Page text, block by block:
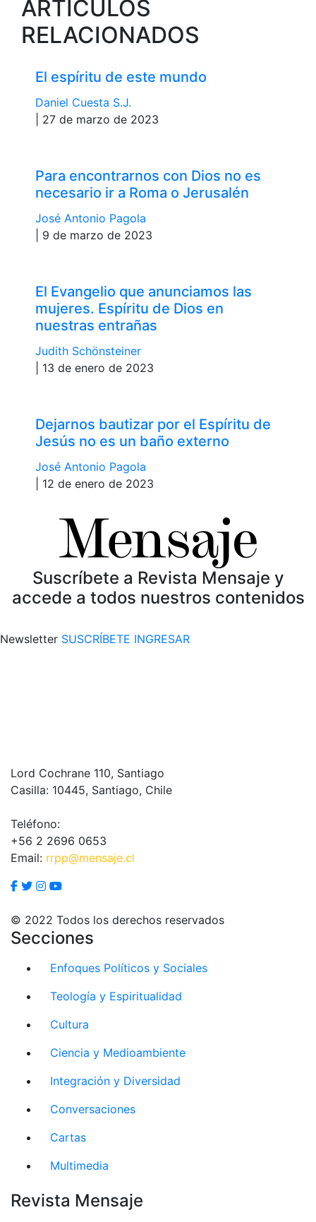
ARTÍCULOS
RELACIONADOS
El espíritu de este mundo
Daniel Cuesta S.J.
| 27 de marzo de 2023
Para encontrarnos con Dios no es
necesario ir a Roma o Jerusalén
José Antonio Pagola
| 9 de marzo de 2023
El Evangelio que anunciamos las
mujeres. Espíritu de Dios en
nuestras entrañas
Judith Schönsteiner
| 13 de enero de 2023
Dejarnos bautizar por el Espíritu de
Jesús no es un baño externo
José Antonio Pagola
| 12 de enero de 2023
Suscríbete a Revista Mensaje y
accede a todos nuestros contenidos
Newsletter SUSCRÍBETE INGRESAR
Lord Cochrane 110, Santiago
Casilla: 10445, Santiago, Chile
Teléfono:
+56 2 2696 0653
Email: rrpp@mensaje.cl
© 2022 Todos los derechos reservados
Secciones
Enfoques Políticos y Sociales
Teología y Espiritualidad
Cultura
Ciencia y Medioambiente
Integración y Diversidad
Conversaciones
Cartas
Multimedia
Revista Mensaje